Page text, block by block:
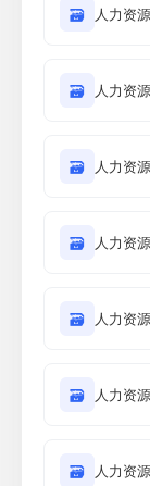
🗃 人力资
🗃 人力资
🗃 人力资
🗃 人力资
🗃 人力资
🗃 人力资
🗃 人力资